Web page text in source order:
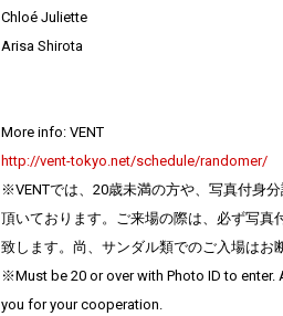
Chloé Juliette
Arisa Shirota
More info: VENT
http://vent-tokyo.net/schedule/randomer/
※VENTでは、20歳未満の方や、写真付身
頂いております。ご来場の際は、必ず写
致します。尚、サンダル類でのご入場はお
※Must be 20 or over with Photo ID to
you for your cooperation.